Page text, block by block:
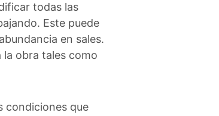
todas las
Este puede
en sales.
la obra tales como
condiciones que